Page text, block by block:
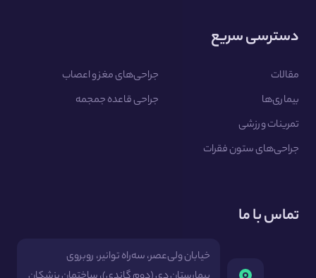
دسترسی سریع
مقالات
بیماری‌ها
تمرینات ورزشی
جراحی‌های ستون فقرات
جراحی‌های مغز و اعصاب
جراحی قاعده جمجمه
تماس با ما
خیابان ولی‌عصر، سه‌راه توانیر، روبروی